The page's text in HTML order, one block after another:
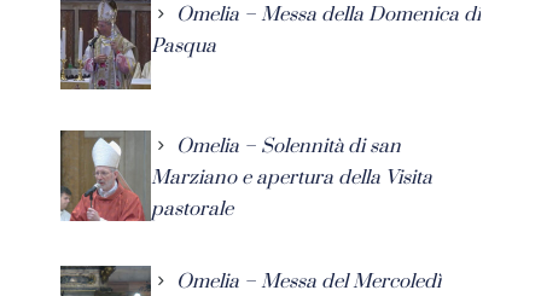
Omelia – Messa della Domenica di
Pasqua
Omelia – Solennità di san
Marziano e apertura della Visita
pastorale
Omelia – Messa del Mercoledì